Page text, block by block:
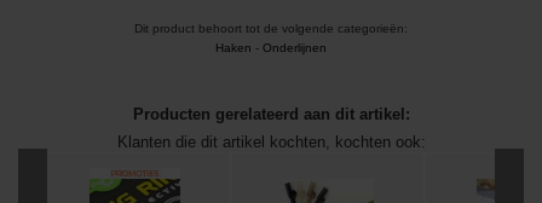
Dit product behoort tot de volgende categorieën:
Haken - Onderlijnen
Producten gerelateerd aan dit artikel:
Klanten die dit artikel kochten, kochten ook: